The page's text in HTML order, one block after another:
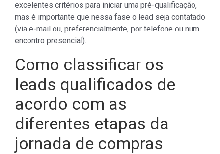
excelentes critérios para iniciar uma pré-qualificação,
mas é importante que nessa fase o lead seja contatado
(via e-mail ou, preferencialmente, por telefone ou num
encontro presencial).
Como classificar os
leads qualificados de
acordo com as
diferentes etapas da
jornada de compras